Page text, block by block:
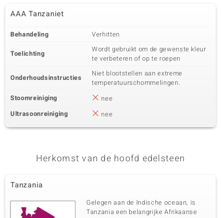
AAA Tanzaniet
Behandeling Verhitten
Toelichting
Wordt gebruikt om de gewenste kleur
te verbeteren of op te roepen
Onderhoudsinstructies
Niet blootstellen aan extreme
temperatuurschommelingen.
Stoomreiniging
nee
Ultrasoonreiniging
nee
Herkomst van de hoofd edelsteen
Tanzania
Gelegen aan de Indische oceaan, is
Tanzania een belangrijke Afrikaanse